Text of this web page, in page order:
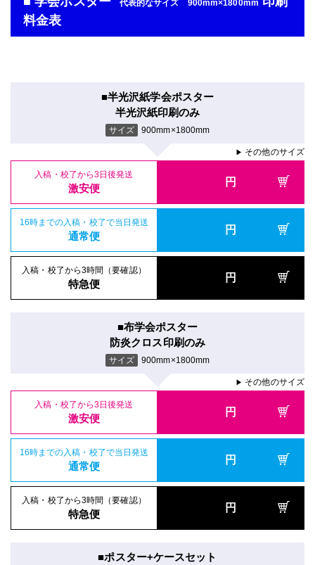
代表的なサイズ 900mm×1800mm
料金表
■半光沢紙学会ポスター
半光沢紙印刷のみ
サイズ 900mm×1800mm
▶ その他のサイズ
入稿・校了から3日後発送
激安便 円
16時までの入稿・校了で当日発送
通常便 円
入稿・校了から3時間（要確認）
特急便 円
■布学会ポスター
防炎クロス印刷のみ
サイズ 900mm×1800mm
▶ その他のサイズ
入稿・校了から3日後発送
激安便 円
16時までの入稿・校了で当日発送
通常便 円
入稿・校了から3時間（要確認）
特急便 円
■ポスター+ケースセット